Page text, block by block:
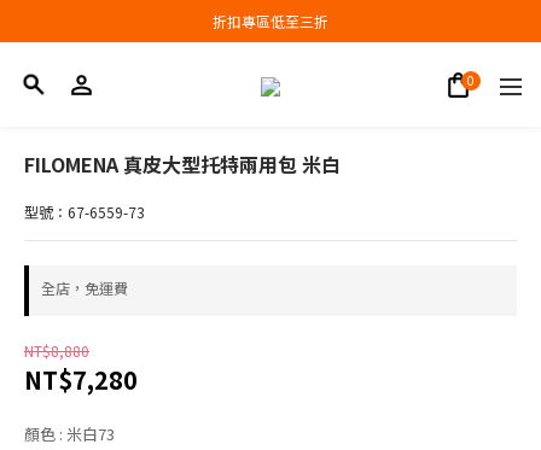
會員結帳新品滿3000現抵300，滿6000現抵1000
折扣專區低至三折
FILOMENA 真皮大型托特兩用包 米白
型號：67-6559-73
全店，免運費
NT$8,880
NT$7,280
顏色 : 米白73